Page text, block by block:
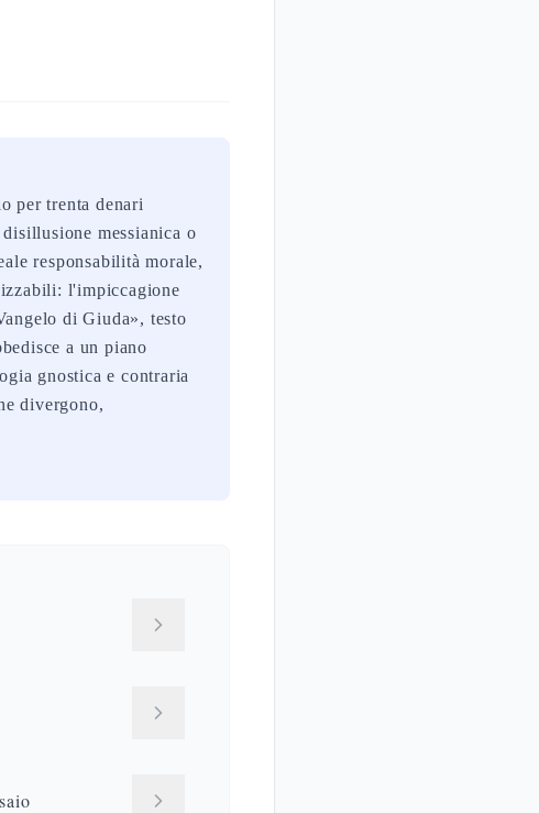
per trenta denari
messianica o
responsabilità morale,
l'impiccagione
di Giuda», testo
a un piano
gnostica e contraria
divergono,